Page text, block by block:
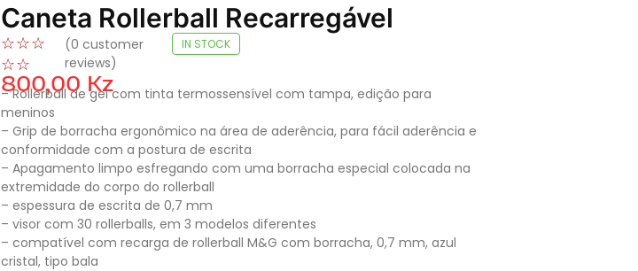
Caneta Rollerball Recarregável
☆☆☆
☆☆
(0 customer
reviews)
IN STOCK
800,00 Kz
– Rollerball de gel com tinta termossensível com tampa, edição para
meninos
– Grip de borracha ergonômico na área de aderência, para fácil aderência e
conformidade com a postura de escrita
– Apagamento limpo esfregando com uma borracha especial colocada na
extremidade do corpo do rollerball
– espessura de escrita de 0,7 mm
– visor com 30 rollerballs, em 3 modelos diferentes
– compatível com recarga de rollerball M&G com borracha, 0,7 mm, azul
cristal, tipo bala